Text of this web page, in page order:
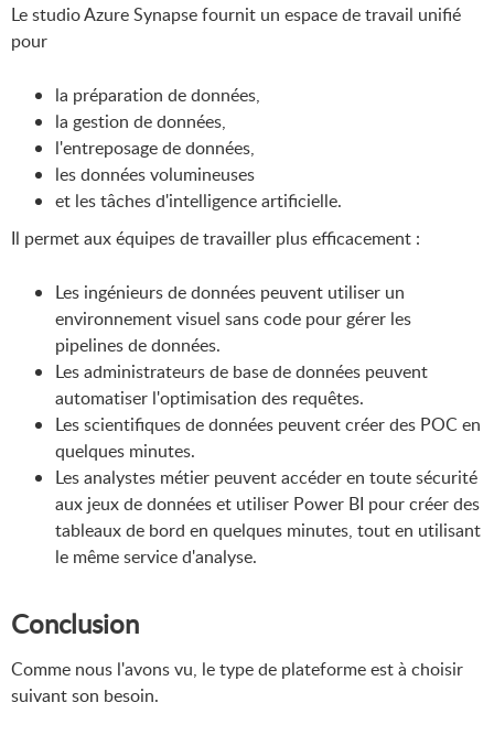
Le studio Azure Synapse fournit un espace de travail unifié
pour
la préparation de données,
la gestion de données,
l'entreposage de données,
les données volumineuses
et les tâches d'intelligence artificielle.
Il permet aux équipes de travailler plus efficacement :
Les ingénieurs de données peuvent utiliser un
environnement visuel sans code pour gérer les
pipelines de données.
Les administrateurs de base de données peuvent
automatiser l'optimisation des requêtes.
Les scientifiques de données peuvent créer des POC en
quelques minutes.
Les analystes métier peuvent accéder en toute sécurité
aux jeux de données et utiliser Power BI pour créer des
tableaux de bord en quelques minutes, tout en utilisant
le même service d'analyse.
Conclusion
Comme nous l'avons vu, le type de plateforme est à choisir
suivant son besoin.